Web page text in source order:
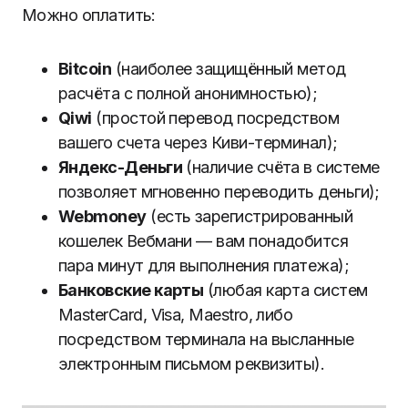
Можно оплатить:
Bitcoin (наиболее защищённый метод
расчёта с полной анонимностью);
Qiwi (простой перевод посредством
вашего счета через Киви-терминал);
Яндекс-Деньги(наличие счёта в системе
позволяет мгновенно переводить деньги);
Webmoney(есть зарегистрированный
кошелек Вебмани — вам понадобится
пара минут для выполнения платежа);
Банковские карты (любая карта систем
MasterCard, Visa, Maestro, либо
посредством терминала на высланные
электронным письмом реквизиты).